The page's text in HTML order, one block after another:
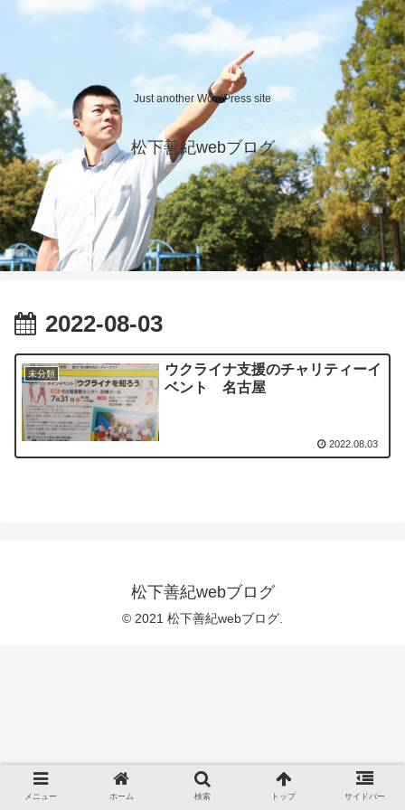
Just another WordPress site
松下善紀webブログ
2022-08-03
未分類
ウクライナ支援のチャリティーイ
ベント 名古屋
2022.08.03
松下善紀webブログ
© 2021 松下善紀webブログ.
メニュー ホーム 検索 トップ サイドバー